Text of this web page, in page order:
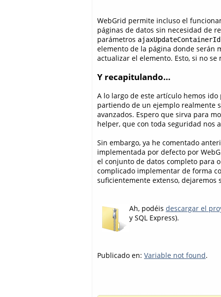
WebGrid permite incluso el
páginas de datos sin necesidad de
parámetros ajaxUpdateContainerId
elemento de la página donde serán
actualizar el elemento. Esto, si no
Y recapitulando…
A lo largo de este artículo hemos
partiendo de un ejemplo realmente
avanzados. Espero que sirva para
helper, que con toda seguridad nos
Sin embargo, ya he comentado
implementada por defecto por
el conjunto de datos completo para
complicado implementar de forma
suficientemente extenso,
Ah, podéis descargar el
y SQL Express).
Publicado en: Variable not found.